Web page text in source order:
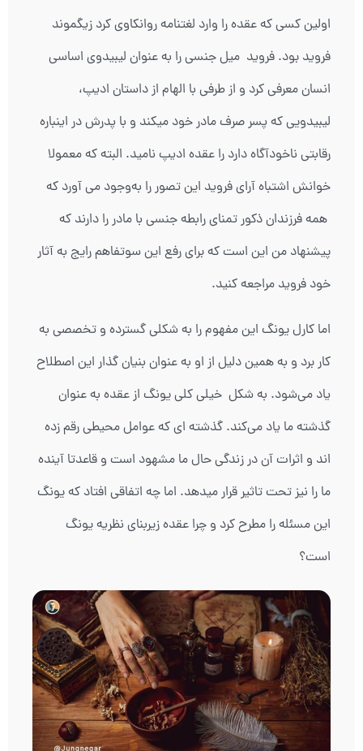
اولین کسی که عقده را وارد لغتنامه روانکاوی کرد زیگموند
فروید بود. فروید میل جنسی را به عنوان لیبیدوی اساسی
انسان معرفی کرد و از طرفی با الهام از داستان ادیپ،
لیبیدویی که پسر صرف مادر خود میکند و با پدرش در این­باره
رقابتی ناخودآگاه دارد را عقده ادیپ نامید. البته که معمولا
خوانش اشتباه آرای فروید این تصور را به‌وجود می آورد که
همه فرزندان ذکور تمنای رابطه جنسی با مادر را دارند که
پیشنهاد من این است که برای رفع این سوتفاهم رایج به آثار
خود فروید مراجعه کنید.
اما کارل یونگ این مفهوم را به شکلی گسترده و تخصصی به
کار برد و به همین دلیل از او به عنوان بنیان گذار این اصطلاح
یاد می‌شود. به شکل خیلی کلی یونگ از عقده به عنوان
گذشته ما یاد می‌کند. گذشته ای که عوامل محیطی رقم زده
اند و اثرات آن در زندگی حال ما مشهود است و قاعدتا آینده
ما را نیز تحت تاثیر قرار میدهد. اما چه اتفاقی افتاد که یونگ
این مسئله را مطرح کرد و چرا عقده زیربنای نظریه یونگ
است؟